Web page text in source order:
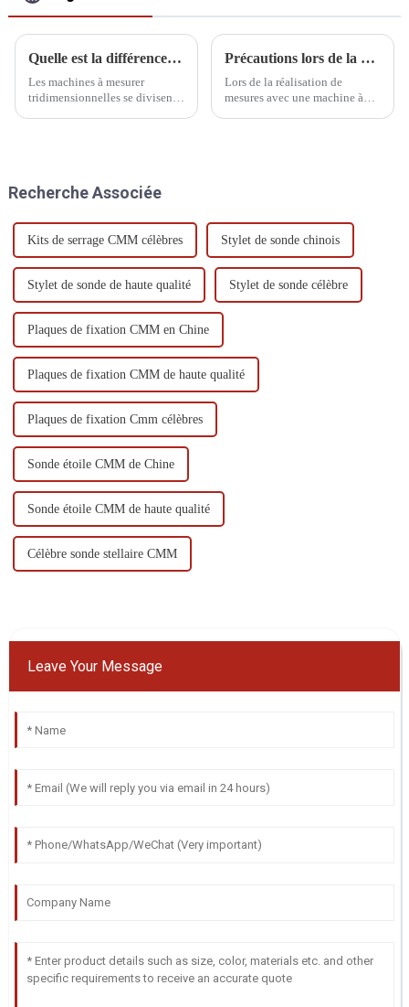
Quelle est la différence entre une MMT entièrement automatique et semi-automatique ?
Les machines à mesurer
tridimensionnelles se divisent
machine manuelle est
ordinateur.
Précautions lors de la mesure
Lors de la réalisation de
mesures avec une machine à
Recherche Associée
Kits de serrage CMM célèbres Stylet de sonde chinois
Stylet de sonde de haute qualité Stylet de sonde célèbre
Plaques de fixation CMM en Chine
Plaques de fixation CMM de haute qualité
Plaques de fixation Cmm célèbres
Sonde étoile CMM de Chine
Sonde étoile CMM de haute qualité
Célèbre sonde stellaire CMM
Leave Your Message